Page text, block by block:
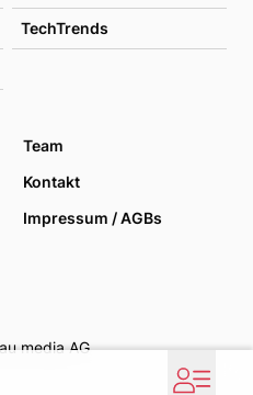
TechTrends
Team
Kontakt
Impressum / AGBs
media AG